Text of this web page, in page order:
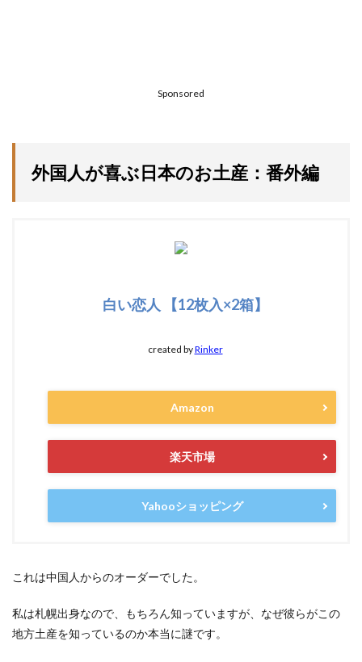
Sponsored
外国人が喜ぶ日本のお土産：番外編
白い恋人 【12枚入×2箱】
created byRinker
Amazon
楽天市場
Yahooショッピング
これは中国人からのオーダーでした。
私は札幌出身なので、もちろん知っていますが、なぜ彼らがこの
地方土産を知っているのか本当に謎です。